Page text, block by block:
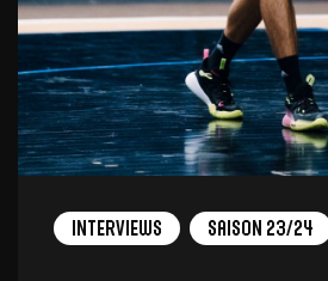
Interviews Saison 23/24